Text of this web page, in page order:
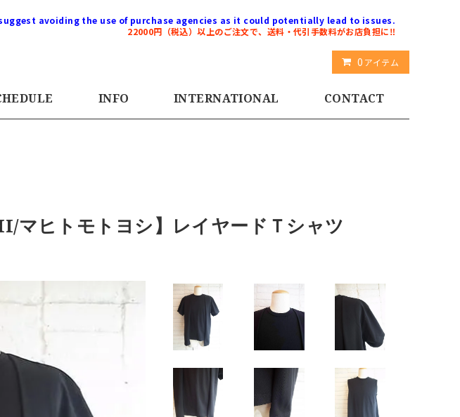
avoiding the use of purchase agencies as it could potentially lead to issues.
22000円（税込）以上のご注文で、送料・代引手数料がお店負担に‼️
0 アイテム
INFO INTERNATIONAL CONTACT
マヒトモトヨシ】レイヤードＴシャツ